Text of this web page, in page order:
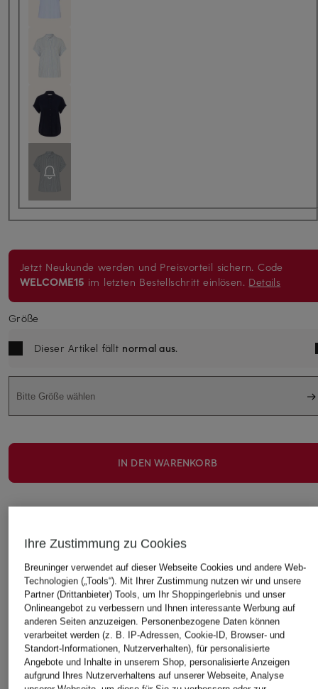
Jetzt Neukunde werden und Preisvorteil sichern. Code
WELCOME15 im letzten Bestellschritt einlösen. Details
Größe
Dieser Artikel fällt normal aus.
Bitte Größe wählen
IN DEN WARENKORB
STILVOLLE EMPFEHLUNGEN FÜR SIE
Ihre Zustimmung zu Cookies
Breuninger verwendet auf dieser Webseite Cookies und andere Web-
Technologien („Tools“). Mit Ihrer Zustimmung nutzen wir und unsere
Partner (Drittanbieter) Tools, um Ihr Shoppingerlebnis und unser
Onlineangebot zu verbessern und Ihnen interessante Werbung auf
anderen Seiten anzuzeigen. Personenbezogene Daten können
verarbeitet werden (z. B. IP-Adressen, Cookie-ID, Browser- und
Standort-Informationen, Nutzerverhalten), für personalisierte
Angebote und Inhalte in unserem Shop, personalisierte Anzeigen
aufgrund Ihres Nutzerverhaltens auf unserer Webseite, Analyse